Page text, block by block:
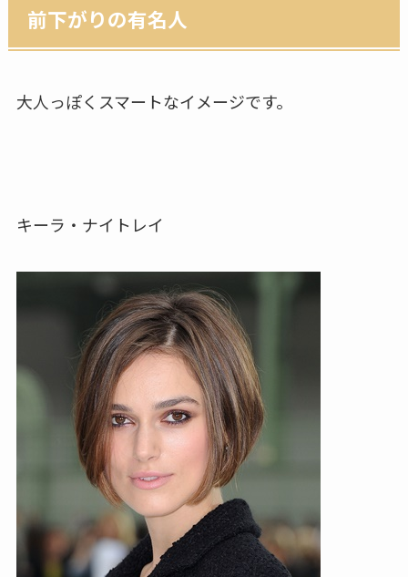
前下がりの有名人
大人っぽくスマートなイメージです。
キーラ・ナイトレイ